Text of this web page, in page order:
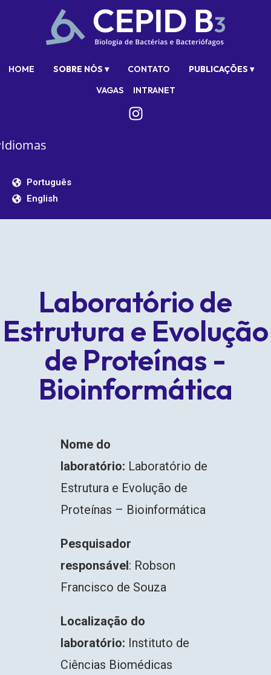
HOME SOBRE NÓS ▾ CONTATO
PUBLICAÇÕES ▾
VAGAS
INTRANET
Idiomas
Português
English
Laboratório de
Estrutura e Evolução
de Proteínas -
Bioinformática
Nome do
laboratório: Laboratório de
Estrutura e Evolução de
Proteínas – Bioinformática
Pesquisador
responsável: Robson
Francisco de Souza
Localização do
laboratório: Instituto de
Ciências Biomédicas